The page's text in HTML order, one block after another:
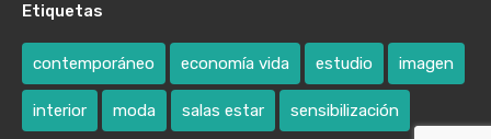
Etiquetas
contemporáneo economía vida estudio imagen
interior moda salas estar sensibilización